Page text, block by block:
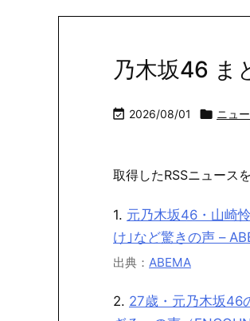
乃木坂46 ま
 2026/08/01  ニュ
取得したRSSニュース
1. 元乃木坂46・山崎
け｣など驚きの声 –
出典： ABEMA
2. 27歳・元乃木坂46